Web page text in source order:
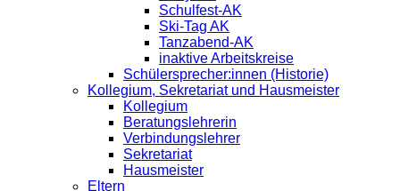
Schulfest-AK
Ski-Tag AK
Tanzabend-AK
inaktive Arbeitskreise
Schülersprecher:innen (Historie)
Kollegium, Sekretariat und Hausmeister
Kollegium
Beratungslehrerin
Verbindungslehrer
Sekretariat
Hausmeister
Eltern